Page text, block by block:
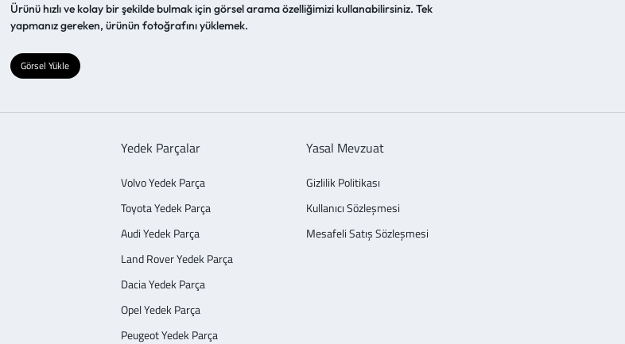
Ürünü hızlı ve kolay bir şekilde bulmak için görsel arama özelliğimizi kullanabilirsiniz. Tek
yapmanız gereken, ürünün fotoğrafını yüklemek.
Görsel Yükle
Yedek Parçalar
Volvo Yedek Parça
Toyota Yedek Parça
Audi Yedek Parça
Land Rover Yedek Parça
Dacia Yedek Parça
Opel Yedek Parça
Peugeot Yedek Parça
Yasal Mevzuat
Gizlilik Politikası
Kullanıcı Sözleşmesi
Mesafeli Satış Sözleşmesi